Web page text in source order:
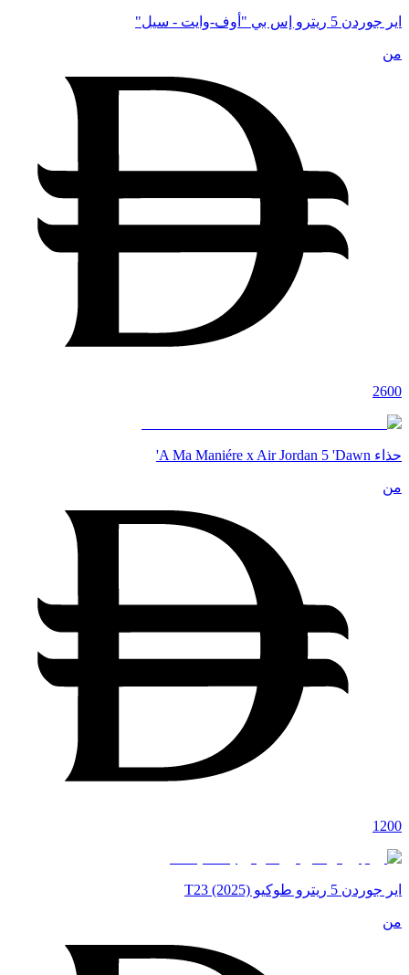
اير جوردن 5 ريترو إس بي "أوف-وايت - سيل"
من
2600
حذاء A Ma Maniére x Air Jordan 5 'Dawn'
من
1200
اير جوردن 5 ريترو طوكيو T23 (2025)
من